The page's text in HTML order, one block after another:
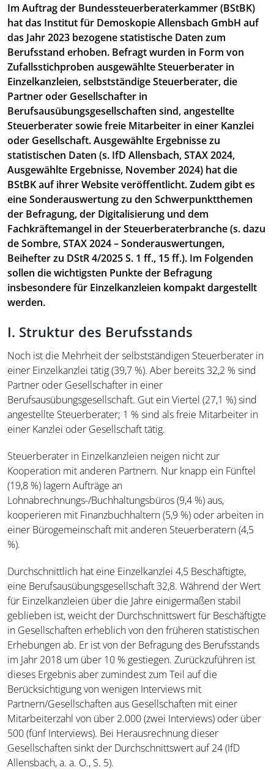
Im Auftrag der Bundessteuerberaterkammer (BStBK)
hat das Institut für Demoskopie Allensbach GmbH auf
das Jahr 2023 bezogene statistische Daten zum
Berufsstand erhoben. Befragt wurden in Form von
Zufallsstichproben ausgewählte Steuerberater in
Einzelkanzleien, selbstständige Steuerberater, die
Partner oder Gesellschafter in
Berufsausübungsgesellschaften sind, angestellte
Steuerberater sowie freie Mitarbeiter in einer Kanzlei
oder Gesellschaft. Ausgewählte Ergebnisse zu
statistischen Daten (s. IfD Allensbach, STAX 2024,
Ausgewählte Ergebnisse, November 2024) hat die
BStBK auf ihrer Website veröffentlicht. Zudem gibt es
eine Sonderauswertung zu den Schwerpunktthemen
der Befragung, der Digitalisierung und dem
Fachkräftemangel in der Steuerberaterbranche (s. dazu
de Sombre, STAX 2024 – Sonderauswertungen,
Beihefter zu DStR 4/2025 S. 1 ff., 15 ff.). Im Folgenden
sollen die wichtigsten Punkte der Befragung
insbesondere für Einzelkanzleien kompakt dargestellt
werden.
I. Struktur des Berufsstands
Noch ist die Mehrheit der selbstständigen Steuerberater in
einer Einzelkanzlei tätig (39,7 %). Aber bereits 32,2 % sind
Partner oder Gesellschafter in einer
Berufsausübungsgesellschaft. Gut ein Viertel (27,1 %) sind
angestellte Steuerberater; 1 % sind als freie Mitarbeiter in
einer Kanzlei oder Gesellschaft tätig.
Steuerberater in Einzelkanzleien neigen nicht zur
Kooperation mit anderen Partnern. Nur knapp ein Fünftel
(19,8 %) lagern Aufträge an
Lohnabrechnungs-/Buchhaltungsbüros (9,4 %) aus,
kooperieren mit Finanzbuchhaltern (5,9 %) oder arbeiten in
einer Bürogemeinschaft mit anderen Steuerberatern (4,5
%).
Durchschnittlich hat eine Einzelkanzlei 4,5 Beschäftigte,
eine Berufsausübungsgesellschaft 32,8. Während der Wert
für Einzelkanzleien über die Jahre einigermaßen stabil
geblieben ist, weicht der Durchschnittswert für Beschäftigte
in Gesellschaften erheblich von den früheren statistischen
Erhebungen ab. Er ist von der Befragung des Berufsstands
im Jahr 2018 um über 10 % gestiegen. Zurückzuführen ist
dieses Ergebnis aber zumindest zum Teil auf die
Berücksichtigung von wenigen Interviews mit
Partnern/Gesellschaften aus Gesellschaften mit einer
Mitarbeiterzahl von über 2.000 (zwei Interviews) oder über
500 (fünf Interviews). Bei Herausrechnung dieser
Gesellschaften sinkt der Durchschnittswert auf 24 (IfD
Allensbach, a. a. O., S. 5).